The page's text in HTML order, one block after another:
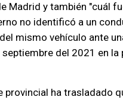
Madrid y también "cuál
no identificó a un
mismo vehículo ante
del 2021 en la
provincial ha trasladado